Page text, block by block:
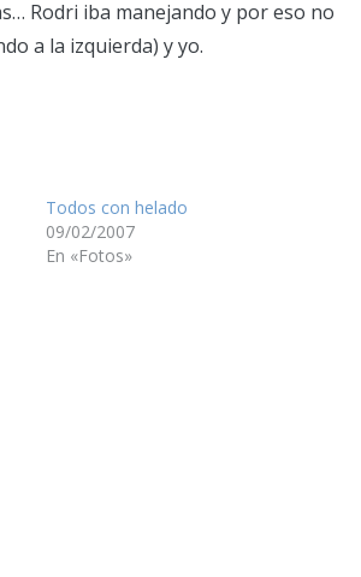
Rodri iba manejando y por eso no
a la izquierda) y yo.
Todos con helado
09/02/2007
En «Fotos»